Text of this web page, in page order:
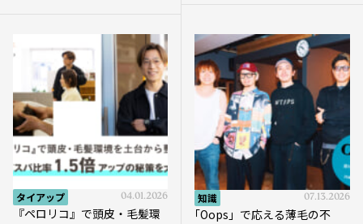
タイアップ 04.01.2026
『ペロリコ』で頭皮・毛髪環
知識 07.13.2026
｢Oops」で応える薄毛の不